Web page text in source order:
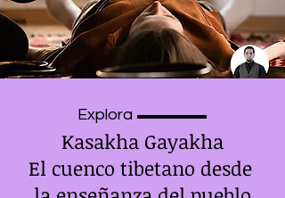
Explora
Kasakha Gayakha
El cuenco tibetano desde